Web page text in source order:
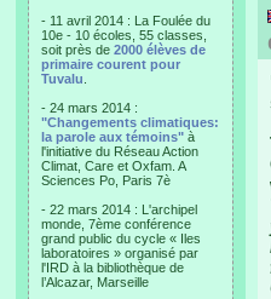
- 11 avril 2014 : La Foulée du
10e - 10 écoles, 55 classes,
soit près de 2000 élèves de
primaire courent pour
Tuvalu
- 24 mars 2014 :
"Changements climatiques:
la parole aux témoins" à
l'initiative du Réseau Action
Climat, Care et Oxfam. A
Sciences Po, Paris 7è
- 22 mars 2014 : L'archipel
monde, 7ème conférence
grand public du cycle « Iles
laboratoires » organisé par
l'IRD à la bibliothèque de
l’Alcazar, Marseille